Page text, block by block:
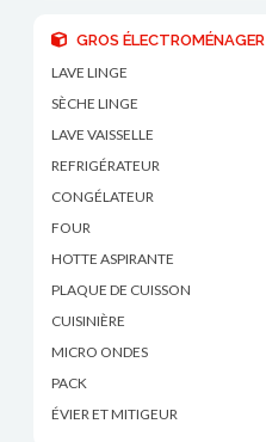
GROS ÉLECTROMÉNAGER
LAVE LINGE
SÈCHE LINGE
LAVE VAISSELLE
REFRIGÉRATEUR
CONGÉLATEUR
FOUR
HOTTE ASPIRANTE
PLAQUE DE CUISSON
CUISINIÈRE
MICRO ONDES
PACK
ÉVIER ET MITIGEUR